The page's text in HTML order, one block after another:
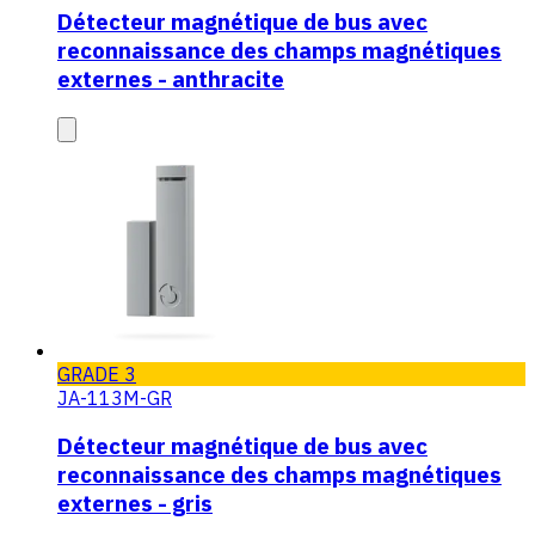
Détecteur magnétique de bus avec
reconnaissance des champs magnétiques
externes - anthracite
GRADE 3
JA-113M-GR
Détecteur magnétique de bus avec
reconnaissance des champs magnétiques
externes - gris